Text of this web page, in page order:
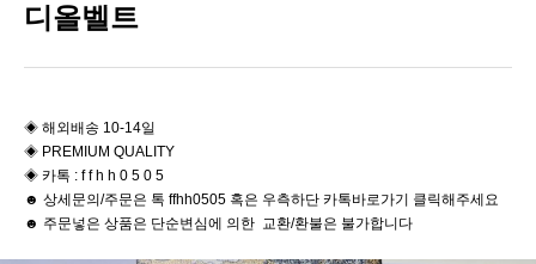
디올벨트
◈ 해외배송 10-14일
◈ PREMIUM QUALITY
◈ 카톡 : f f h h 0 5 0 5
☻ 상세문의/주문은 톡 ffhh0505 혹은 우측하단 카톡바로가기 클릭해주세요
☻ 주문넣은 상품은 단순변심에 의한 교환/환불은 불가합니다